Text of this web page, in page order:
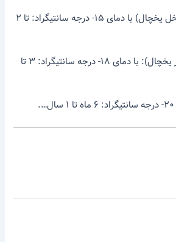
· در جایخی (در داخل یخچال) با دمای ۱۵- درجه سانتیگراد: تا ۲
· در فریزر (مجزا از یخچال): با دمای ۱۸- درجه سانتیگراد: ۳ تا